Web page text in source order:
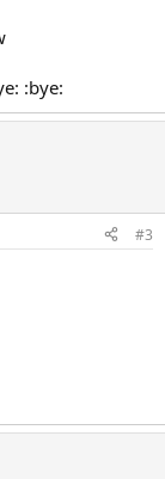
:bye:
#3